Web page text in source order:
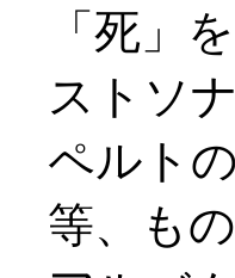
「死」
ストソ
ペルト
等、も